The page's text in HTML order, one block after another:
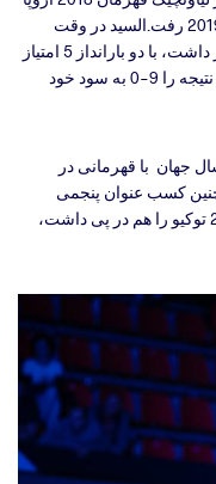
و برنده مدال برنز زیر 23 سال اروپا در سال 2019 رفت.السید در وقت
نخست در حالی که حریف را در خاک در اختیار داشت، با دو بارانداز 5 امتیاز
گرفت و در وقت دوم نیز با یک خاک و بارانداز نتیجه را 9-0 به سود خود
شرایط، السید دارنده دو طلای زیر 23 سال جهان با قهرمانی در
و همچنین کسب عنوان پنجمی
مسابقات جهانی 2019 که سهمیه المپیک 2020 توکیو را هم در پی داشت،